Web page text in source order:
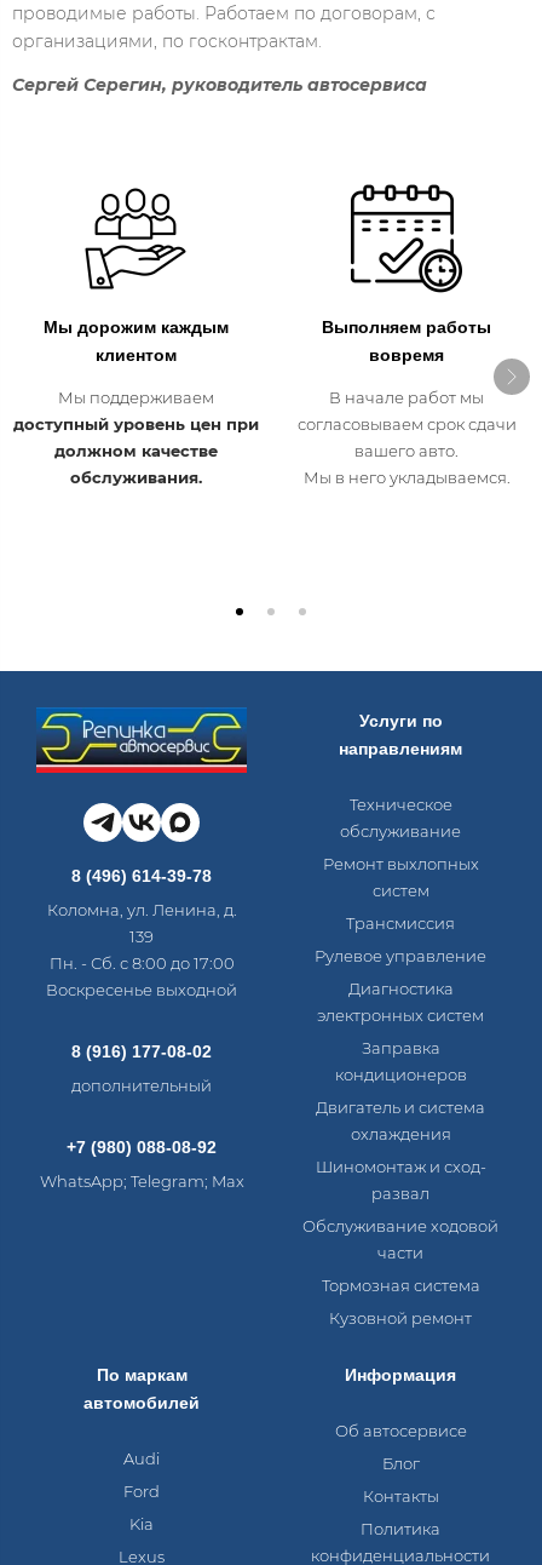
проводимые работы. Работаем по договорам, с
организациями, по госконтрактам.
Сергей Серегин, руководитель автосервиса
Мы дорожим каждым
клиентом
Мы поддерживаем
доступный уровень цен при
должном качестве
обслуживания.
Выполняем работы
вовремя
В начале работ мы
согласовываем срок сдачи
вашего авто.
Мы в него укладываемся.
8 (496) 614-39-78
Коломна, ул. Ленина, д.
139
Пн. - Сб. с 8:00 до 17:00
Воскресенье выходной
8 (916) 177-08-02
дополнительный
+7 (980) 088-08-92
WhatsApp; Telegram; Max
Услуги по
направлениям
Техническое
обслуживание
Ремонт выхлопных
систем
Трансмиссия
Рулевое управление
Диагностика
электронных систем​
Заправка
кондиционеров
Двигатель и система
охлаждения
Шиномонтаж и сход-
развал
Обслуживание ходовой
части
Тормозная система
Кузовной ремонт
По маркам
автомобилей
Audi
Ford
Kia
Lexus
Информация
Об автосервисе
Блог
Контакты
Политика
конфиденциальности